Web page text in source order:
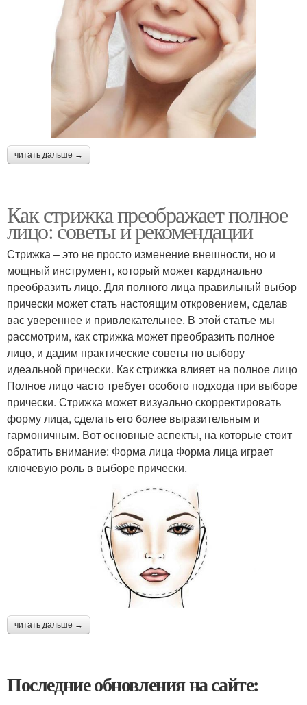
читать дальше →
Как стрижка преображает полное
лицо: советы и рекомендации
Стрижка – это не просто изменение внешности, но и
мощный инструмент, который может кардинально
преобразить лицо. Для полного лица правильный выбор
прически может стать настоящим откровением, сделав
вас увереннее и привлекательнее. В этой статье мы
рассмотрим, как стрижка может преобразить полное
лицо, и дадим практические советы по выбору
идеальной прически. Как стрижка влияет на полное лицо
Полное лицо часто требует особого подхода при выборе
прически. Стрижка может визуально скорректировать
форму лица, сделать его более выразительным и
гармоничным. Вот основные аспекты, на которые стоит
обратить внимание: Форма лица Форма лица играет
ключевую роль в выборе прически.
читать дальше →
Последние обновления на сайте: